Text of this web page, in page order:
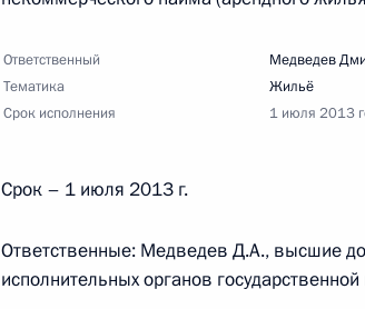
самоуправления
19 февраля 2013 года, 12:50 9 поручений
18 февраля 2013 года, понедельник
Перечень поручений по итогам
по реализации Национальной
Ответственный
Медведев
Тематика
Жильё
Срок исполнения
1 июля 2013
Срок – 1 июля 2013 г.
Ответственные: Медведев Д.А., высшие
исполнительных органов